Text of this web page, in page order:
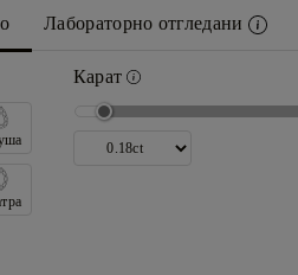
Лабораторно отгледани
Карат